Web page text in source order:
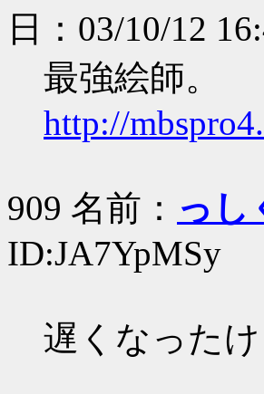
日：03/10/12
最強絵師。
http://
909 名前： っし
ID:JA7YpMSy
遅くなった